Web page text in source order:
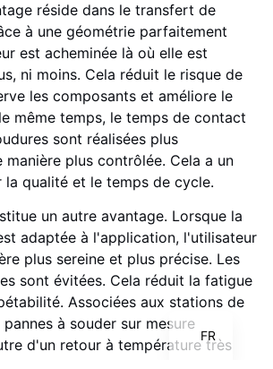
réside dans le transfert de
à une géométrie parfaitement
est acheminée là où elle est
ni moins. Cela réduit le risque de
les composants et améliore le
même temps, le temps de contact
sont réalisées plus
manière plus contrôlée. Cela a un
qualité et le temps de cycle.
un autre avantage. Lorsque la
adaptée à l'application, l'utilisateur
plus sereine et plus précise. Les
sont évitées. Cela réduit la fatigue
Associées aux stations de
à souder sur mesure
d'un retour à température très
FR
DE
EN
IT